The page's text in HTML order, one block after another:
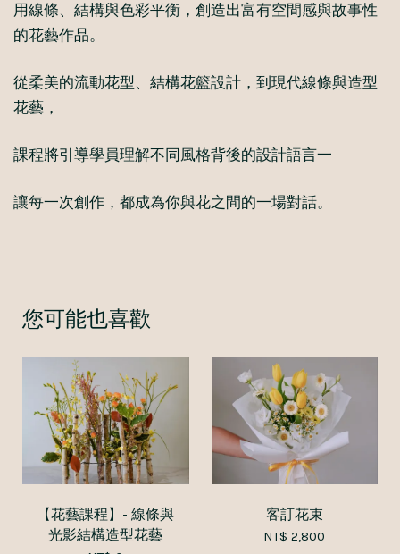
用線條、結構與色彩平衡，創造出富有空間感與故事性
的花藝作品。
從柔美的流動花型、結構花籃設計，到現代線條與造型
花藝，
課程將引導學員理解不同風格背後的設計語言一
讓每一次創作，都成為你與花之間的一場對話。
您可能也喜歡
【花藝課程】- 線條與
光影結構造型花藝
客訂花束
NT$ 2,800